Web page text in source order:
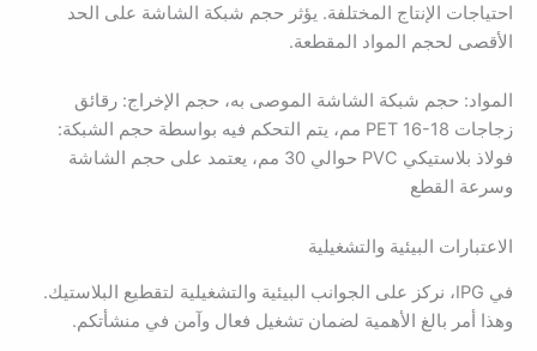
احتياجات الإنتاج المختلفة. يؤثر حجم شبكة الشاشة على الحد
الأقصى لحجم المواد المقطعة.
المواد: حجم شبكة الشاشة الموصى به، حجم الإخراج: رقائق
زجاجات PET 16-18 مم، يتم التحكم فيه بواسطة حجم الشبكة:
فولاذ بلاستيكي PVC حوالي 30 مم، يعتمد على حجم الشاشة
وسرعة القطع
الاعتبارات البيئية والتشغيلية
في IPG، نركز على الجوانب البيئية والتشغيلية لتقطيع البلاستيك.
وهذا أمر بالغ الأهمية لضمان تشغيل فعال وآمن في منشأتكم.